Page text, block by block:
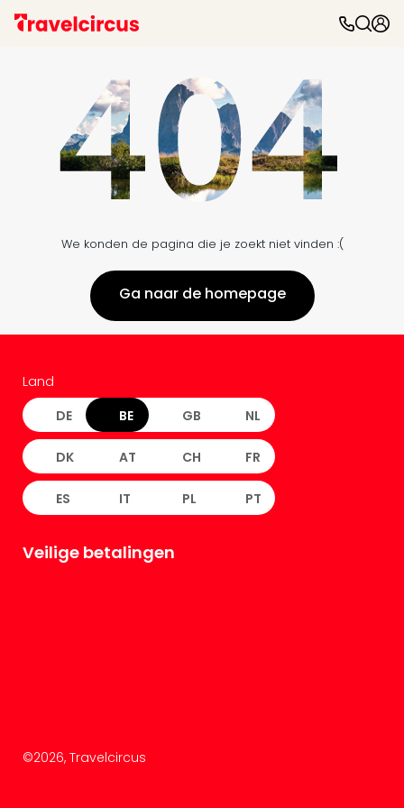
We konden de pagina die je zoekt niet vinden :(
Ga naar de homepage
Land
DE BE GB NL
DK AT CH FR
ES IT PL PT
Veilige betalingen
©2026, Travelcircus